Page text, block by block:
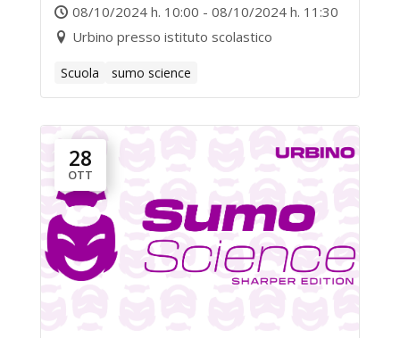
08/10/2024 h. 10:00 - 08/10/2024 h. 11:30
Urbino presso istituto scolastico
Scuola sumo science
28
OTT